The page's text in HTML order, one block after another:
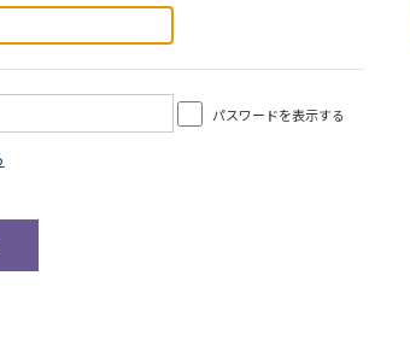
パスワードを表示する